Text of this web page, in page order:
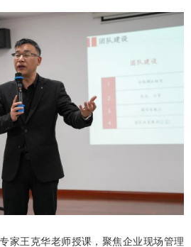
家王克华老师授课，聚焦企业现场管理